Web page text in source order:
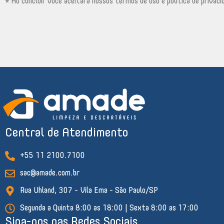
Central de Atendimento
+55 11 2100.7100
sac@amade.com.br
Rua Uhland, 307 - Vila Ema - São Paulo/SP
Segunda a Quinta 8:00 as 18:00 | Sexta 8:00 as 17:00